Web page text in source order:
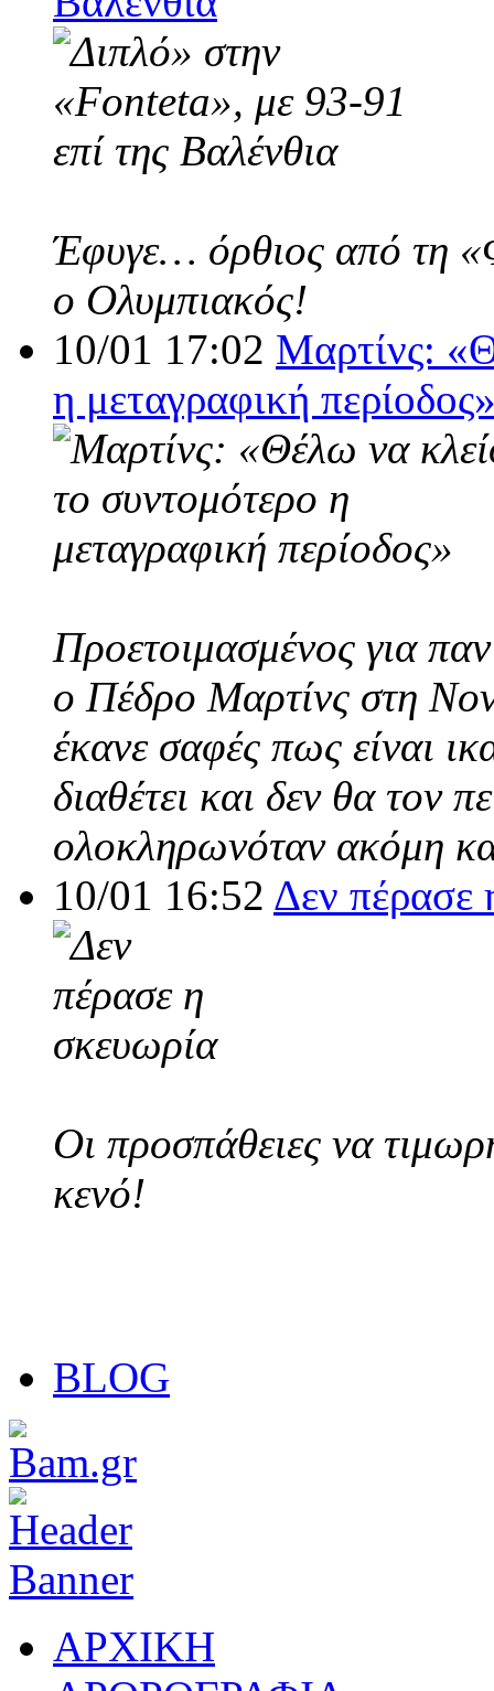
Έφυγε… όρθιος από τη
ο Ολυμπιακός!
10/01 17:02 Μαρτίνς:
η μεταγραφική
Προετοιμασμένος για
ο Πέδρο Μαρτίνς στη
έκανε σαφές πως είναι
διαθέτει και δεν θα τον
ολοκληρωνόταν ακόμη
10/01 16:52 Δεν πέρασε
Οι προσπάθειες να
κενό!
BLOG
ΑΡΧΙΚΗ